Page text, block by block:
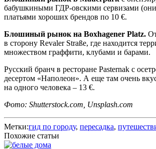
бабушкиными ГДР-овскими сервизами
платьями хороших брендов по 10 €.
Блошиный рынок на Boxhagener Platz.
в сторону Revaler Straße, где находится
множеством граффити, клубами и барами.
Русский бранч в ресторане Pasternak с
десертом «Наполеон». А еще там очень
на одного человека – 13 €.
Фото: Shutterstock.com, Unsplash.com
Метки:гид по городу, пересадка,
Похожие статьи